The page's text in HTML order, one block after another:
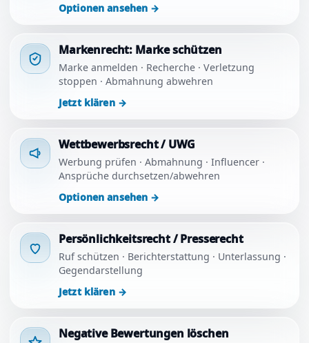
Optionen ansehen →
Markenrecht: Marke schützen
Marke anmelden · Recherche · Verletzung
stoppen · Abmahnung abwehren
Jetzt klären →
Wettbewerbsrecht / UWG
Werbung prüfen · Abmahnung · Influencer ·
Ansprüche durchsetzen/abwehren
Optionen ansehen →
Persönlichkeitsrecht / Presserecht
Ruf schützen · Berichterstattung · Unterlassung ·
Gegendarstellung
Jetzt klären →
Negative Bewertungen löschen